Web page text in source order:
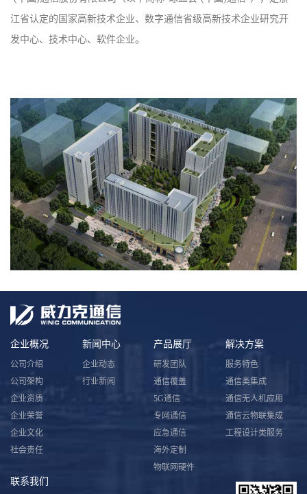
江省认定的国家高新技术企业、数字通信省级高新技术企业研究开
发中心、技术中心、软件企业。
企业概况
公司介绍
公司架构
企业资质
企业荣誉
企业文化
社会责任
新闻中心
企业动态
行业新闻
产品展厅
研发团队
通信覆盖
5G通信
专网通信
应急通信
海外定制
物联网硬件
解决方案
服务特色
通信类集成
通信无人机应用
通信云物联集成
工程设计类服务
联系我们